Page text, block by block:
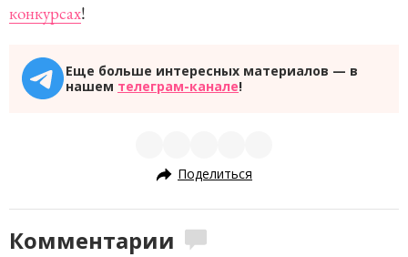
конкурсах!
Еще больше интересных материалов — в
нашем телеграм-канале!
Поделиться
Комментарии